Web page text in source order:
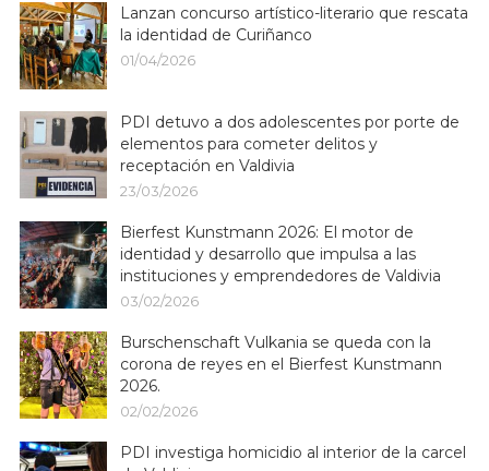
Lanzan concurso artístico-literario que rescata
la identidad de Curiñanco
01/04/2026
PDI detuvo a dos adolescentes por porte de
elementos para cometer delitos y
receptación en Valdivia
23/03/2026
Bierfest Kunstmann 2026: El motor de
identidad y desarrollo que impulsa a las
instituciones y emprendedores de Valdivia
03/02/2026
Burschenschaft Vulkania se queda con la
corona de reyes en el Bierfest Kunstmann
2026.
02/02/2026
PDI investiga homicidio al interior de la carcel